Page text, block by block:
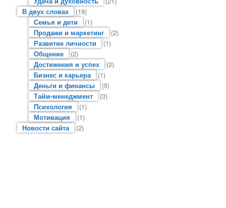
В двух словах
(19)
Семья и дети
(1)
Продажи и маркетинг
(2)
Развитие личности
(1)
Общение
(2)
Достижения и успех
(2)
Бизнес и карьера
(1)
Деньги и финансы
(5)
Тайм-менеджмент
(3)
Психология
(1)
Мотивация
(1)
Новости сайта
(2)